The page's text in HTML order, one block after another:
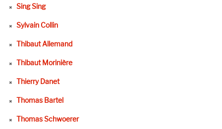
Sing Sing
Sylvain Collin
Thibaut Allemand
Thibaut Morinière
Thierry Danet
Thomas Bartel
Thomas Schwoerer